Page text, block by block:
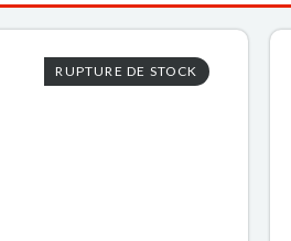
RUPTURE DE STOCK